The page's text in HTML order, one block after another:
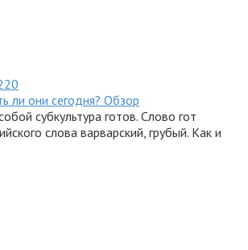
ли они сегодня? Обзор
субкультура готов. Слово гот
слова варварский, грубый. Как и